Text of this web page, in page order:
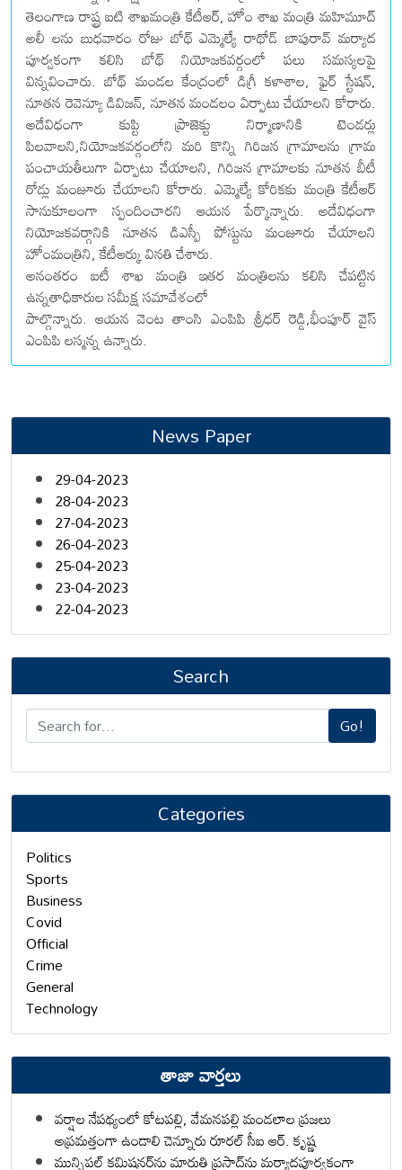
తెలంగాణ రాష్ట్ర ఐటి శాఖమంత్రి కేటీఆర్, హోం శాఖ మంత్రి మహిమూద్
అలీ లను బుధవారం రోజు బోథ్ ఎమ్మెల్యే రాథోడ్ బాపురావ్ మర్యాద
పూర్వకంగా కలిసి బోథ్ నియోజకవర్గంలో పలు సమస్యలపై
విన్నవించారు. బోథ్ మండల కేంద్రంలో డిగ్రీ కళాశాల, ఫైర్ స్టేషన్,
నూతన రెవెన్యూ డివిజన్, నూతన మండలం ఏర్పాటు చేయాలని కోరారు.
అదేవిధంగా కుప్టి ప్రాజెక్టు నిర్మాణానికి టెండర్లు
పిలవాలని,నియోజకవర్గంలోని మరి కొన్ని గిరిజన గ్రామాలను గ్రామ
పంచాయతీలుగా ఏర్పాటు చేయాలని, గిరిజన గ్రామాలకు నూతన బీటీ
రోడ్లు మంజూరు చేయాలని కోరారు. ఎమ్మెల్యే కోరికకు మంత్రి కేటీఆర్
సానుకూలంగా స్పందించారని ఆయన పేర్కొన్నారు. అదేవిధంగా
నియోజకవర్గానికి నూతన డిఎస్పీ పోస్టును మంజూరు చేయాలని
హోంమంత్రిని, కేటీఆర్కు వినతి చేశారు.
అనంతరం ఐటీ శాఖ మంత్రి ఇతర మంత్రిలను కలిసి చేపట్టిన
ఉన్నతాధికారుల సమీక్ష సమావేశంలో
పాల్గొన్నారు. ఆయన వెంట తాంసి ఎంపిపి శ్రీధర్ రెడ్డి,భీంపూర్ వైస్
ఎంపిపి లస్మన్న ఉన్నారు.
News Paper
29-04-2023
28-04-2023
27-04-2023
26-04-2023
25-04-2023
23-04-2023
22-04-2023
Search
Go!
Categories
Politics
Sports
Business
Covid
Official
Crime
General
Technology
తాజా వార్తలు
వర్షాల నేపథ్యంలో కోటపల్లి, వేమనపల్లి మండలాల ప్రజలు
అప్రమత్తంగా ఉండాలి చెన్నూరు రూరల్ సీఐ ఆర్. కృష్ణ
మున్సిపల్ కమిషనర్‌ను మారుతి ప్రసాద్‌ను మర్యాదపూర్వకంగా